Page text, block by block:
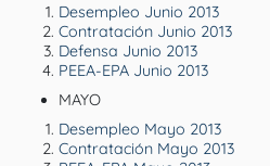
Desempleo Junio 2013
Contratación Junio 2013
Defensa Junio 2013
PEEA-EPA Junio 2013
MAYO
Desempleo Mayo 2013
Contratación Mayo 2013